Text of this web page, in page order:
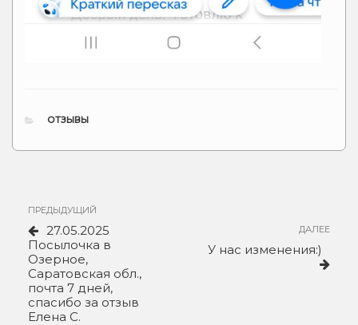
РУБРИКИ
ОТЗЫВЫ
по
записям
Предыдущая
запись
ПРЕДЫДУЩИЙ
27.05.2025
Посылочка в
Озерное,
Саратовская обл.,
почта 7 дней,
спасибо за отзыв
Елена С.
ДАЛЕЕ
У нас изменения:)